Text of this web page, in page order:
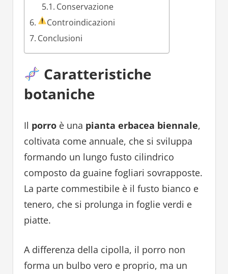
Conservazione
Controindicazioni
Conclusioni
Caratteristiche
botaniche
Il porroè una pianta erbacea biennale,
coltivata come annuale, che si sviluppa
formando un lungo fusto cilindrico
composto da guaine fogliari sovrapposte.
La parte commestibile è il fusto bianco e
tenero, che si prolunga in foglie verdi e
piatte.
A differenza della cipolla, il porro non
forma un bulbo vero e proprio, ma un